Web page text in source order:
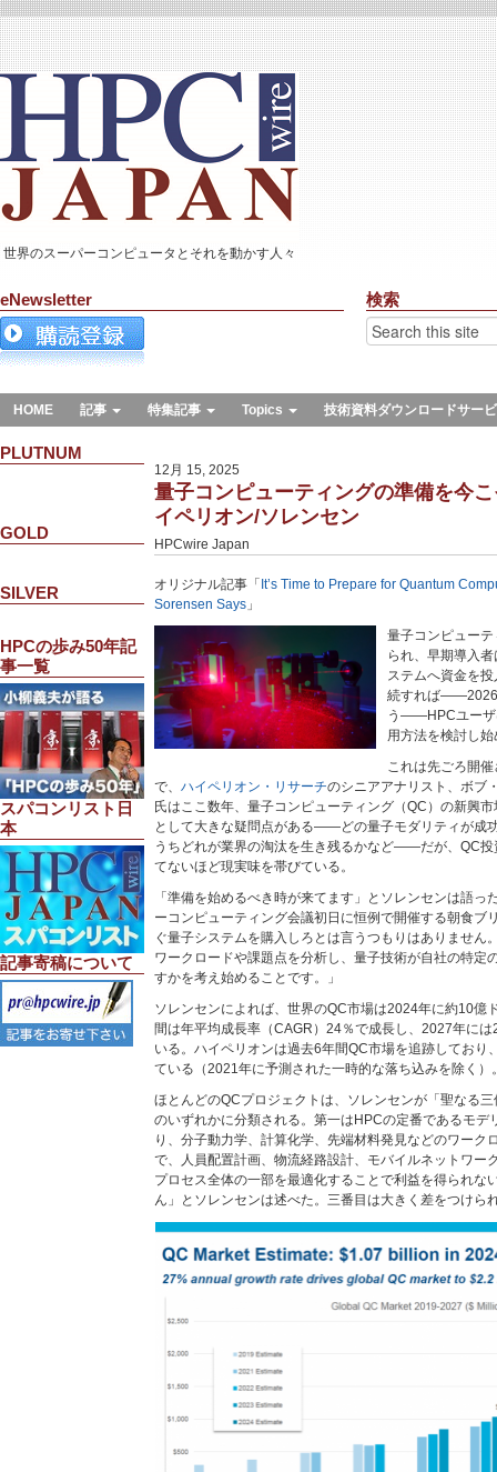
世界のスーパーコンピュータとそれを動かす人々
eNewsletter 検索
HOME 記事 特集記事 Topics 技術資料ダウンロードサー
PLUTNUM
GOLD
SILVER
HPCの歩み50年記
事一覧
スパコンリスト日
本
記事寄稿について
12月 15, 2025
量子コンピューティングの準備を今
イペリオン/ソレンセン
HPCwire Japan
オリジナル記事「 It’s Time to Prepare for Quantum
Sorensen Says」
量子コンピュー
られ、早期導入
ステムへ資金を
続すれば——2026
う——HPCユーザ
用方法を検討し
これは先ごろ開
で、 ハイペリオン・リサーチのシニアアナリスト、ボブ
氏はここ数年、量子コンピューティング（QC）の新興
として大きな疑問点がある——どの量子モダリティが成
うちどれが業界の淘汰を生き残るかなど——だが、QC投
てないほど現実味を帯びている。
「準備を始めるべき時が来てます」とソレンセンは語っ
ーコンピューティング会議初日に恒例で開催する朝食ブ
ぐ量子システムを購入しろとは言うつもりはありません
ワークロードや課題点を分析し、量子技術が自社の特定
すかを考え始めることです。」
ソレンセンによれば、世界のQC市場は2024年に約10億
間は年平均成長率（CAGR）24％で成長し、2027年に
いる。ハイペリオンは過去6年間QC市場を追跡しており
ている（2021年に予測された一時的な落ち込みを除く）
ほとんどのQCプロジェクトは、ソレンセンが「聖なる
のいずれかに分類される。第一はHPCの定番であるモデ
り、分子動力学、計算化学、先端材料発見などのワーク
で、人員配置計画、物流経路設計、モバイルネットワー
プロセス全体の一部を最適化することで利益を得られな
ん」とソレンセンは述べた。三番目は大きく差をつけら